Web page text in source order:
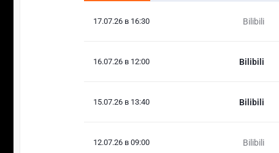
17.07.26 в 16:30 Bilibili
16.07.26 в 12:00 Bilibili
15.07.26 в 13:40 Bilibili
12.07.26 в 09:00 Bilibili